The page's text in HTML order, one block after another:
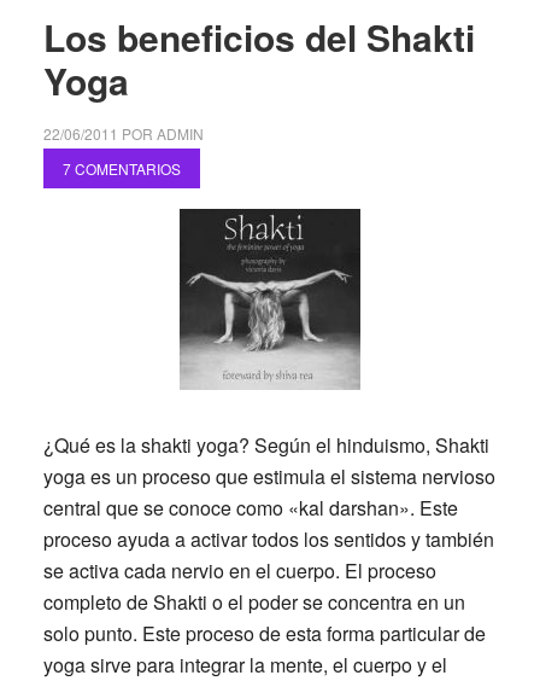
Los beneficios del Shakti
Yoga
22/06/2011 POR ADMIN
7 COMENTARIOS
¿Qué es la shakti yoga? Según el hinduismo, Shakti
yoga es un proceso que estimula el sistema nervioso
central que se conoce como «kal darshan». Este
proceso ayuda a activar todos los sentidos y también
se activa cada nervio en el cuerpo. El proceso
completo de Shakti o el poder se concentra en un
solo punto. Este proceso de esta forma particular de
yoga sirve para integrar la mente, el cuerpo y el